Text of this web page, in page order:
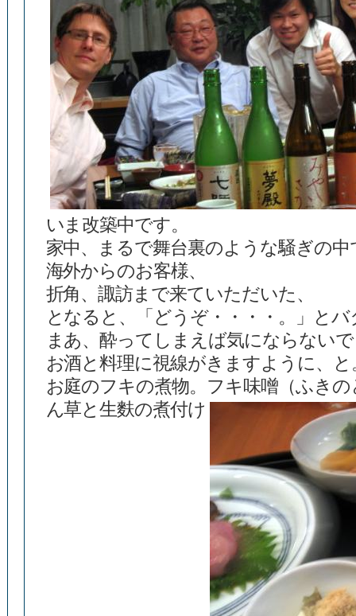
いま改築中です。
家中、まるで舞台裏のような騒ぎの中
海外からのお客様、
折角、諏訪まで来ていただいた、
となると、「どうぞ・・・・。」と
まあ、酔ってしまえば気にならない
お酒と料理に視線がきますように、と
お庭のフキの煮物。フキ味噌（ふき
ん草と生麩の煮付け